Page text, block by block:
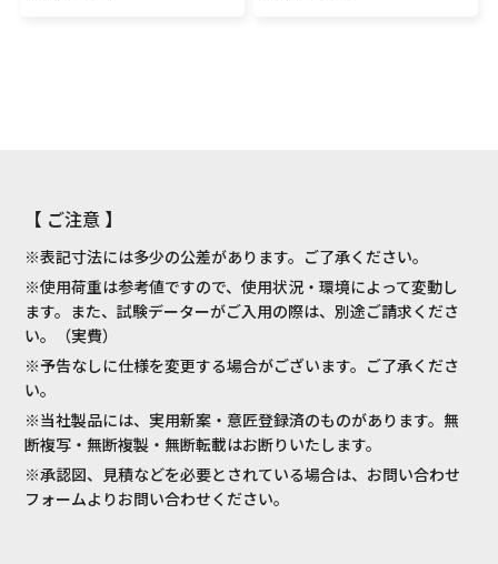
【 ご注意 】
※表記寸法には多少の公差があります。ご了承ください。
※使用荷重は参考値ですので、使用状況・環境によって変動し
ます。また、試験データーがご入用の際は、別途ご請求くださ
い。（実費）
※予告なしに仕様を変更する場合がございます。ご了承くださ
い。
※当社製品には、実用新案・意匠登録済のものがあります。無
断複写・無断複製・無断転載はお断りいたします。
※承認図、見積などを必要とされている場合は、お問い合わせ
フォームよりお問い合わせください。